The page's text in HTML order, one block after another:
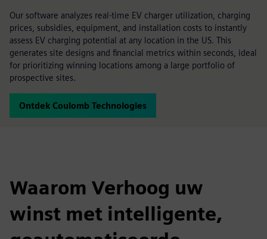
Our software analyzes real-time EV charger utilization, charging
prices, subsidies, equipment, and installation costs to instantly
assess EV charging potential at any location in the US. This
generates site designs and financial metrics within seconds, ideal
for prioritizing winning locations among a large portfolio of
prospective sites.
Ontdek Coulomb Technologies
Waarom Verhoog uw
winst met intelligente,